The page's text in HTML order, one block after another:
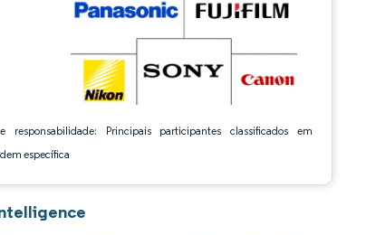
responsabilidade: Principais participantes classificados em
específica